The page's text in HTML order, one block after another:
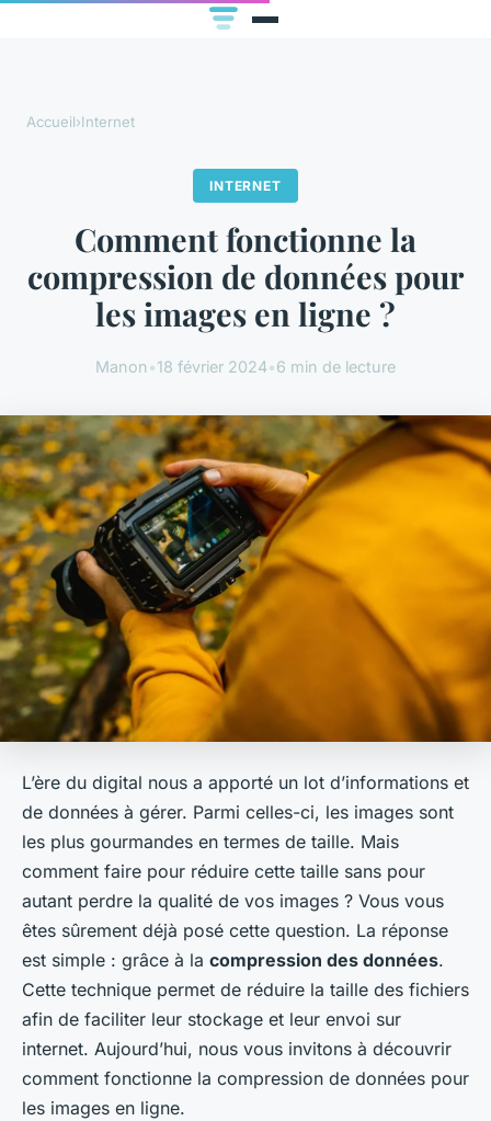
Accueil›Internet
INTERNET
Comment fonctionne la
compression de données pour
les images en ligne ?
Manon•18 février 2024•6 min de lecture
L’ère du digital nous a apporté un lot d’informations et
de données à gérer. Parmi celles-ci, les images sont
les plus gourmandes en termes de taille. Mais
comment faire pour réduire cette taille sans pour
autant perdre la qualité de vos images ? Vous vous
êtes sûrement déjà posé cette question. La réponse
est simple : grâce à la compression des données.
Cette technique permet de réduire la taille des fichiers
afin de faciliter leur stockage et leur envoi sur
internet. Aujourd’hui, nous vous invitons à découvrir
comment fonctionne la compression de données pour
les images en ligne.